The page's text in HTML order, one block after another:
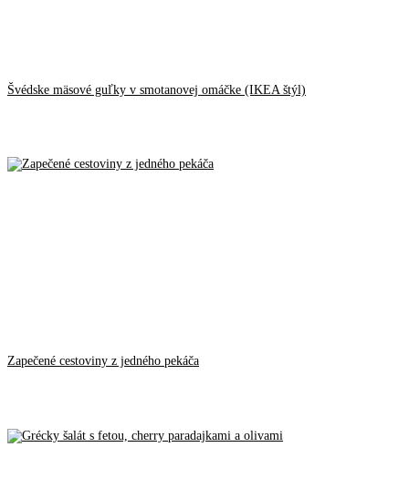
Švédske mäsové guľky v smotanovej omáčke (IKEA štýl)
Zapečené cestoviny z jedného pekáča